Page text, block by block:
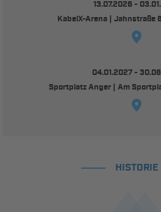
13.07.2026 -
KabelX-Arena | Jahnstraße
04.01.2027 -
Sportplatz Anger | Am
HISTORIE